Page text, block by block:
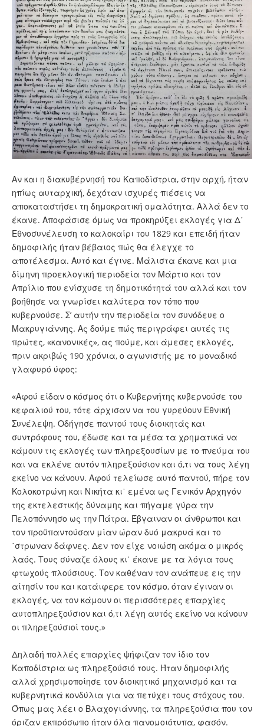
Αν και η διακυβέρνησή του Καποδίστρια, στην αρχή, ήταν
ηπίως αυταρχική, δεχόταν ισχυρές πιέσεις να
αποκαταστήσει τη δημοκρατική ομαλότητα. Αλλά δεν το
έκανε. Αποφάσισε όμως να προκηρύξει εκλογές για Δ΄
Εθνοσυνέλευση το καλοκαίρι του 1829 και επειδή ήταν
δημοφιλής ήταν βέβαιος πώς θα έλεγχε το
αποτέλεσμα. Αυτό και έγινε. Μάλιστα έκανε και μια
δίμηνη προεκλογική περιοδεία τον Μάρτιο και τον
Απρίλιο που ενίσχυσε τη δημοτικότητά του αλλά και τον
βοήθησε να γνωρίσει καλύτερα τον τόπο που
κυβερνούσε. Σ’ αυτήν την περιοδεία τον συνόδευε ο
Μακρυγιάννης. Ας δούμε πώς περιγράφει αυτές τις
πρώτες, «κανονικές», ας πούμε, και άμεσες εκλογές,
πριν ακριβώς 190 χρόνια, ο αγωνιστής με το μοναδικό
γλαφυρό ύφος:
«Αφού είδαν ο κόσμος ότι ο Κυβερνήτης κυβερνούσε του
κεφαλιού του, τότε άρχισαν να του γυρεύουν Εθνική
Συνέλεψη. Οδήγησε παντού τους διοικητάς και
συντρόφους του, έδωσε και τα μέσα τα χρηματικά να
κάμουν τις εκλογές των πληρεξουσίων με το πνεύμα του
και να εκλένε αυτόν πληρεξούσιον και ό,τι να τους λέγη
εκείνο να κάνουν. Αφού τελείωσε αυτό παντού, πήρε τον
Κολοκοτρώνη και Νικήτα κι᾿ εμένα ως Γενικόν Αρχηγόν
της εκτελεστικής δύναμης και πήγαμε γύρα την
Πελοπόννησο ως την Πάτρα. Έβγαιναν οι άνθρωποι και
τον προϋπαντούσαν μίαν ώραν δυό μακρυά και το
῾στρωναν δάφνες. Δεν τον είχε νοιώση ακόμα ο μικρός
λαός. Τους σύναζε όλους κι᾿ έκανε με τα λόγια τους
φτωχούς πλούσιους. Τον καθέναν τον ανάπευε εις την
αίτησίν του και κατάιφερε τον κόσμο, όταν έγιναν οι
εκλογές, να τον κάμουν οι περισσότερες επαρχίες
αυτοπληρεξούσιον και ό,τι λέγη αυτός εκείνο να κάνουν
οι πληρεξούσιοί τους.»
Δηλαδή πολλές επαρχίες ψήφιζαν τον ίδιο τον
Καποδίστρια ως πληρεξούσιό τους. Ήταν δημοφιλής
αλλά χρησιμοποίησε τον διοικητικό μηχανισμό και τα
κυβερνητικά κονδύλια για να πετύχει τους στόχους του.
Όπως μας λέει ο Βλαχογιάννης, τα πληρεξούσια που τον
όριζαν εκπρόσωπο ήταν όλα πανομοιότυπα, φασόν.